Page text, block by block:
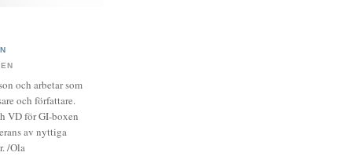
och arbetar som
och författare.
VD för GI-boxen
av nyttiga
/Ola